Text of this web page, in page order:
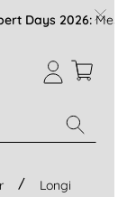
Days 2026:
Longi